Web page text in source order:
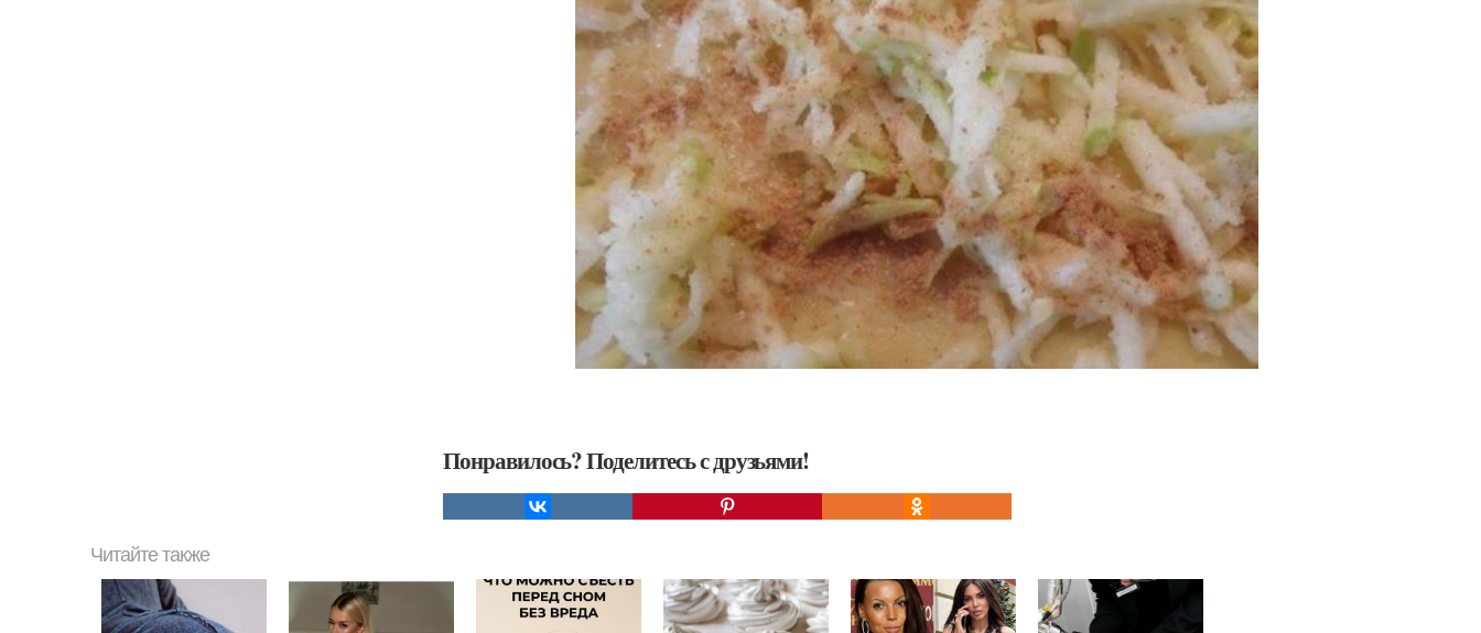
Понравилось? Поделитесь с друзьями!
Читайте также